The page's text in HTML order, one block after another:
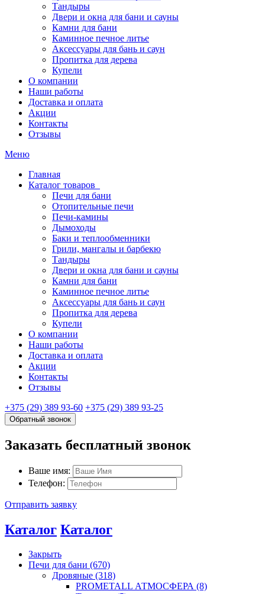
Тандыры
Двери и окна для бани и сауны
Камни для бани
Каминное печное литье
Аксессуары для бань и саун
Пропитка для дерева
Купели
О компании
Наши работы
Доставка и оплата
Акции
Контакты
Отзывы
Меню
Главная
Каталог товаров
Печи для бани
Отопительные печи
Печи-камины
Дымоходы
Баки и теплообменники
Грили, мангалы и барбекю
Тандыры
Двери и окна для бани и сауны
Камни для бани
Каминное печное литье
Аксессуары для бань и саун
Пропитка для дерева
Купели
О компании
Наши работы
Доставка и оплата
Акции
Контакты
Отзывы
+375 (29) 389 93-60 +375 (29) 389 93-25
Обратный звонок
Заказать бесплатный звонок
Ваше имя:
Телефон:
Отправить заявку
Каталог Каталог
Закрыть
Печи для бани (670)
Дровяные (318)
PROMETALL АТМОСФЕРА (8)